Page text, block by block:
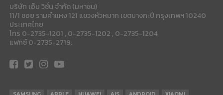
บริษัท เอ็ม วิชั่น จำกัด (มหาชน)
11/1 ซอย รามคำแหง 121 แขวงหัวหมาก เขตบางกะปี กรุงเทพฯ 10240
ประเทศไทย
โทร 0-2735-1201 , 0-2735-1202 , 0-2735-1204
แฟกซ์ 0-2735-2719.